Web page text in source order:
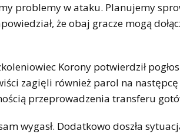
problemy w ataku. Planujemy
że obaj gracze mogą
Korony potwierdził
zagięli również parol na
przeprowadzenia transferu
wygasł. Dodatkowo doszła